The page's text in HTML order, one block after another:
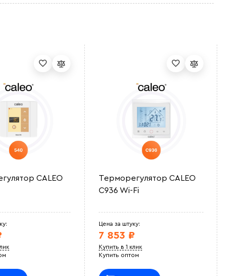
CALEO
Терморегулятор CALEO
C936 Wi-Fi
Цена за штуку:
7 853 ₽
Купить в 1 клик
Купить оптом